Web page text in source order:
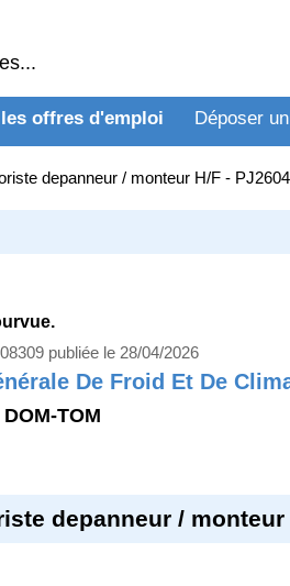
offres d'emploi Déposer
depanneur / monteur H/F -
publiée le 28/04/2026
De Froid Et De
DOM-TOM
depanneur / monteur